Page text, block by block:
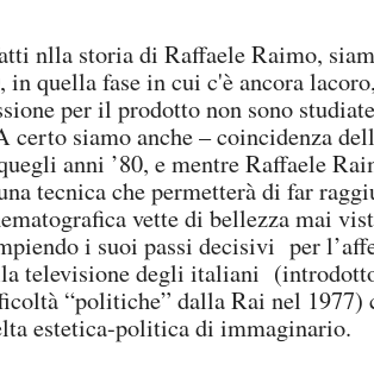
nlla storia di Raffaele Raimo,
in quella fase in cui c'è ancora
per il prodotto non sono
certo siamo anche – coincidenza
anni ’80, e mentre Raffaele
tecnica che permetterà di far
vette di bellezza mai
i suoi passi decisivi per
televisione degli italiani (introdotto
“politiche” dalla Rai nel 1977)
estetica-politica di immaginario.